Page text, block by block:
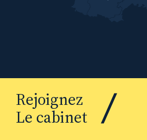
Rejoignez
Le cabinet